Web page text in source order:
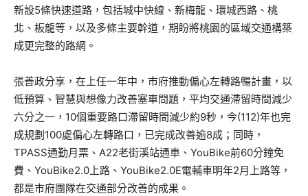
新設5條快速道路，包括城中快線、新梅龍、環城西路、桃
北、板龍等，以及多條主要幹道，期盼將桃園的區域交通構築
成更完整的路網。
張善政分享，在上任一年中，市府推動偏心左轉路暢計畫，以
低預算、智慧與想像力改善塞車問題，平均交通滯留時間減少
六分之一，10個重要路口滯留時間減少約9秒，今(112)年也完
成規劃100處偏心左轉路口，已完成改善逾8成；同時，
TPASS通勤月票、A22老街溪站通車、YouBike前60分鐘免
費、YouBike2.0上路、YouBike2.0E電輔車明年2月上路等，
都是市府團隊在交通部分改善的成果。